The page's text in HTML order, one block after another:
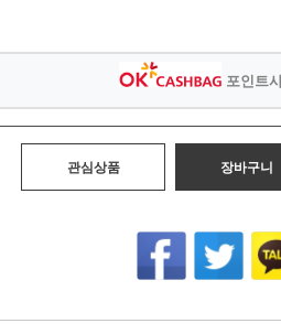
포인트
관심상품 장바구니